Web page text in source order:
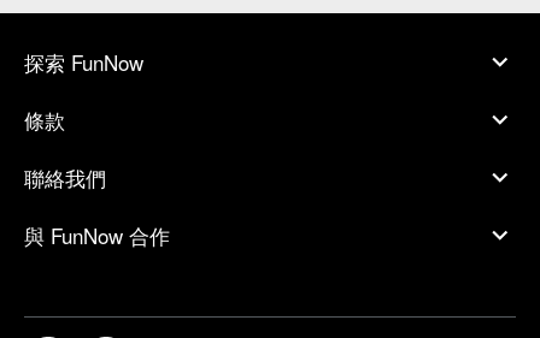
探索 FunNow
條款
聯絡我們
與 FunNow 合作